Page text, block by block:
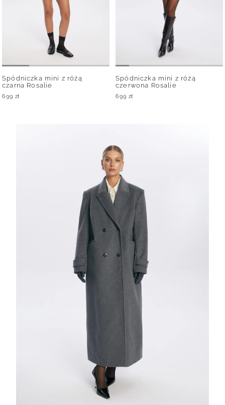
Spódniczka mini z różą
czarna Rosalie
699 zł
Spódniczka mini z różą
czerwona Rosalie
699 zł